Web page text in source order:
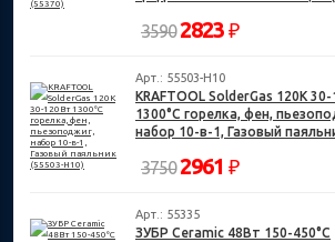
3590 2823 ₽
Арт.: 55503-H10
KRAFTOOL SolderGas 120K
1300°С горелка, фен,
набор 10-в-1, Газовый
3750 2961 ₽
Арт.: 55335
ЗУБР Ceramic 48Вт 150-450°C